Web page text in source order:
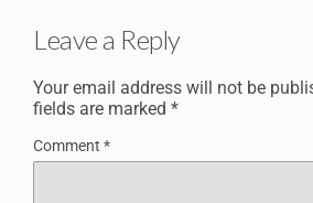
Leave a Reply
Your email address will not be
fields are marked *
Comment *